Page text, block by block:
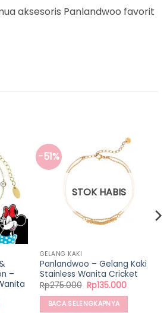
aksesoris Panlandwoo favorit
–
-51%
STOK HABIS
GELANG KAKI
Panlandwoo – Gelang Kaki
Stainless Wanita Cricket
Rp275.000 Harga
aslinya
adalah:
Rp275.000.
Rp135.000Harga
BACA SELENGKAPNYA